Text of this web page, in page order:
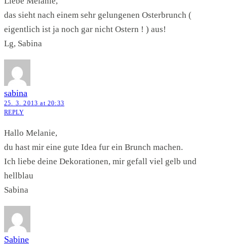
das sieht nach einem sehr gelungenen Osterbrunch (
eigentlich ist ja noch gar nicht Ostern ! ) aus!
Lg, Sabina
sabina
25. 3. 2013 at 20:33
REPLY
Hallo Melanie,
du hast mir eine gute Idea fur ein Brunch machen.
Ich liebe deine Dekorationen, mir gefall viel gelb und
hellblau
Sabina
Sabine